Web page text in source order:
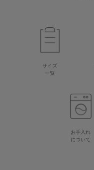
サイズ
一覧
お手入れ
について